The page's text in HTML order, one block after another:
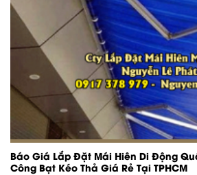
Báo Giá Lắp Đặt Mái Hiên Di Động
Công Bạt Kéo Thả Giá Rẻ Tại TPHCM